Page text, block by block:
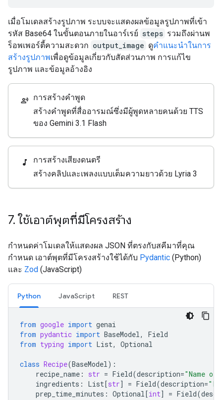
เมื่อโมเดลสร้างรูปภาพ ระบบจะแสดงผลข้อมูลรูปภาพที่เข้า
รหัส Base64 ในขั้นตอนภายในอาร์เรย์ steps รวมถึงผ่านพ
ร็อพเพอร์ตี้ความสะดวก output_image ดูคำแนะนำในการ
สร้างรูปภาพเพื่อดูข้อมูลเกี่ยวกับสัดส่วนภาพ การแก้ไข
รูปภาพ และข้อมูลอ้างอิง
record_voice_over การสร้างคำพูด
สร้างคำพูดที่สื่ออารมณ์ซึ่งมีผู้พูดหลายคนด้วย TTS
ของ Gemini 3.1 Flash
music_note
การสร้างเสียงดนตรี
สร้างคลิปและเพลงแบบเต็มความยาวด้วย Lyria 3
7. ใช้เอาต์พุตที่มีโครงสร้าง
กำหนดค่าโมเดลให้แสดงผล JSON ที่ตรงกับสคีมาที่คุณ
กำหนด เอาต์พุตที่มีโครงสร้างใช้ได้กับ Pydantic (Python)
และ Zod (JavaScript)
Python JavaScript REST
from google import genai
from pydantic import BaseModel,
Field
from typing import List, Optional
class Recipe(BaseModel):
recipe_name : str = Field(description="Name
ingredients : List[str] = Field(description=
prep_time_minutes : Optional[int] = Field(